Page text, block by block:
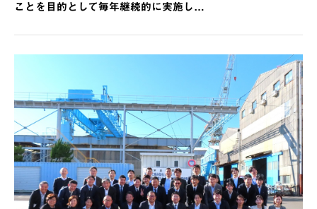
ことを目的として毎年継続的に実施し…